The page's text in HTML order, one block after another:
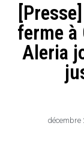
ferme à
Aleria
décembre